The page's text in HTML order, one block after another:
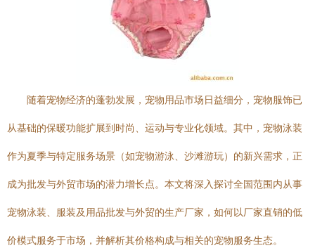
随着宠物经济的蓬勃发展，宠物用品市场日益细分，宠物服饰已
从基础的保暖功能扩展到时尚、运动与专业化领域。其中，宠物泳装
作为夏季与特定服务场景（如宠物游泳、沙滩游玩）的新兴需求，正
成为批发与外贸市场的潜力增长点。本文将深入探讨全国范围内从事
宠物泳装、服装及用品批发与外贸的生产厂家，如何以厂家直销的低
价模式服务于市场，并解析其价格构成与相关的宠物服务生态。